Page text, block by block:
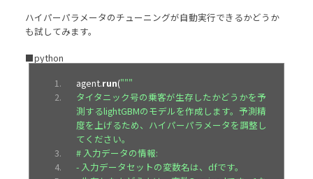
ハイパーパラメータのチューニングが自動実行できるかどうか
も試してみます。
■python
agent.run("""
タイタニック号の乗客が生存したかどうかを予
測するlightGBMのモデルを作成します。予測精
度を上げるため、ハイパーパラメータを調整し
てください。
# 入力データの情報:
- 入力データセットの変数名は、dfです。